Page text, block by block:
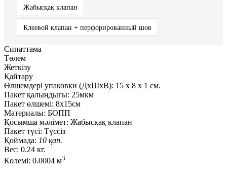
Жабысқақ клапан
Клеевой клапан + перфорированный шов
Сипаттама
Төлем
Жеткізу
Қайтару
Өлшемдері упаковки (ДxШxВ): 15 x 8 x 1 см.
Пакет қалыңдығы: 25мкм
Пакет өлшемі: 8x15см
Материалы: БОПП
Қосымша мәлімет: Жабысқақ клапан
Пакет түсі: Түссіз
Қоймада: 10 қап.
Вес: 0.24 кг.
Көлемі: 0.0004 м3